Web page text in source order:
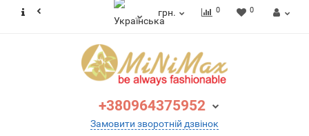
грн. 0 0
+380964375952
Замовити зворотній дзвінок